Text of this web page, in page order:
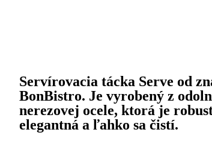
Servírovacia tácka Serve od
BonBistro. Je vyrobený z
nerezovej ocele, ktorá je
elegantná a ľahko sa čistí.